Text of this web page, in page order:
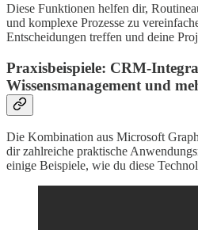
Diese Funktionen helfen dir,
und komplexe Prozesse zu
Entscheidungen treffen und deine
Praxisbeispiele: CRM-
Wissensmanagement und
Die Kombination aus Microsoft
dir zahlreiche praktische
einige Beispiele, wie du diese